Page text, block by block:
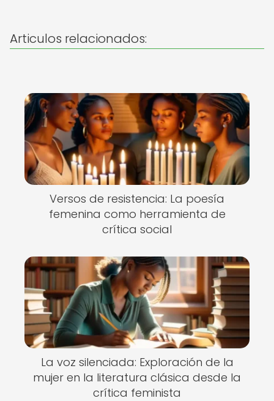
Articulos relacionados:
Versos de resistencia: La poesía
femenina como herramienta de
crítica social
La voz silenciada: Exploración de la
mujer en la literatura clásica desde la
crítica feminista